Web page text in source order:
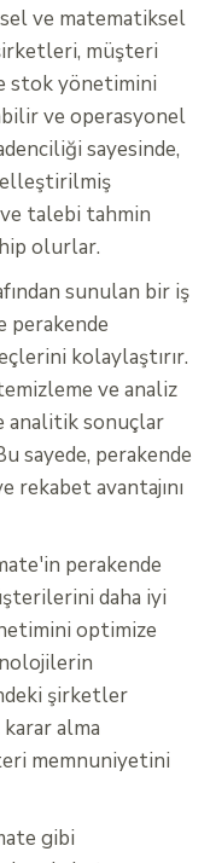
ve matematiksel
müşteri
stok yönetimini
ve operasyonel
sayesinde,
talebi tahmin
olurlar.
sunulan bir iş
perakende
kolaylaştırır.
ve analiz
sonuçlar
sayede, perakende
rekabet avantajını
perakende
daha iyi
optimize
şirketler
alma
memnuniyetini
gibi